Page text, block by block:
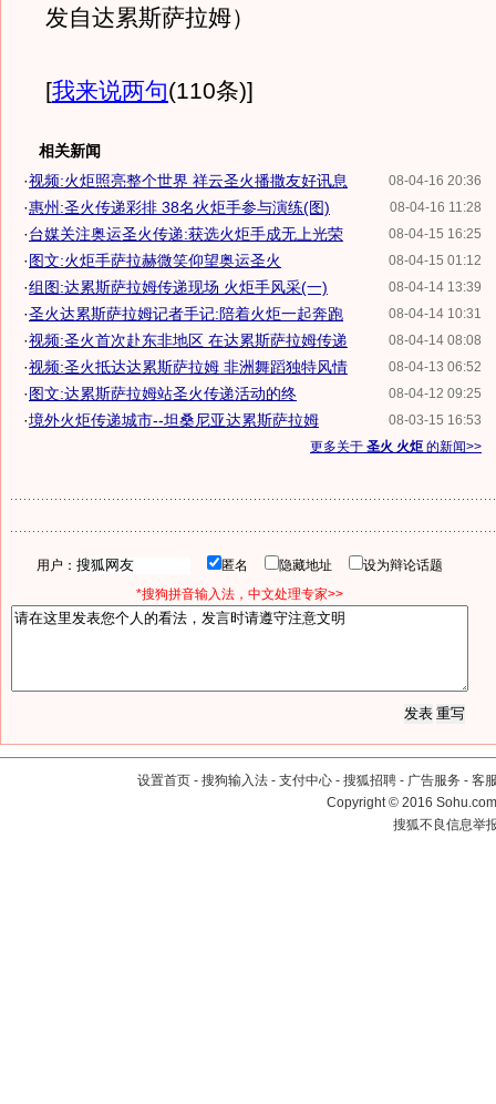
发自达累斯萨拉姆）
[我来说两句(110条)]
相关新闻
08-04-16 20:36
·视频:火炬照亮整个世界 祥云圣火播撒友好讯息
08-04-16 11:28
·惠州:圣火传递彩排 38名火炬手参与演练(图)
08-04-15 16:25
·台媒关注奥运圣火传递:获选火炬手成无上光荣
08-04-15 01:12
·图文:火炬手萨拉赫微笑仰望奥运圣火
08-04-14 13:39
·组图:达累斯萨拉姆传递现场 火炬手风采(一)
08-04-14 10:31
·圣火达累斯萨拉姆记者手记:陪着火炬一起奔跑
08-04-14 08:08
·视频:圣火首次赴东非地区 在达累斯萨拉姆传递
08-04-13 06:52
·视频:圣火抵达达累斯萨拉姆 非洲舞蹈独特风情
08-04-12 09:25
·图文:达累斯萨拉姆站圣火传递活动的终
08-03-15 16:53
·境外火炬传递城市--坦桑尼亚达累斯萨拉姆
更多关于 圣火 火炬 的新闻>>
用户： 匿名 隐藏地址
设为辩论话题
*搜狗拼音输入法，中文处理专家>>
设置首页 - 搜狗输入法 - 支付中心 - 搜狐招聘 - 广告服务 - 客
Copyright©2016
搜狐不良信息举